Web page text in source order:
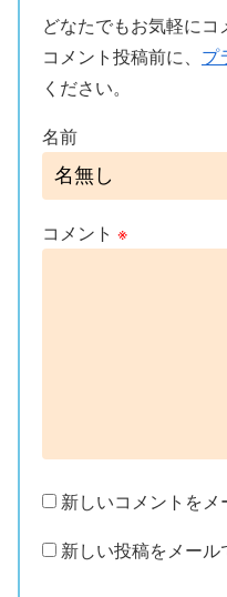
どなたでもお気軽にコ
コメント投稿前に、 プ
ください。
名前
コメント ※
新しいコメントをメ
新しい投稿をメール